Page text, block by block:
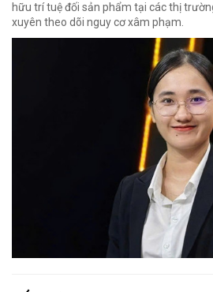
hữu trí tuệ đối sản phẩm tại các thị
xuyên theo dõi nguy cơ xâm phạm.